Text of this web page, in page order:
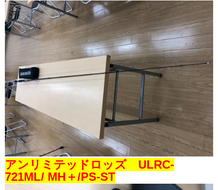
アンリミテッドロッズ ULRC-
721ML/ MH＋/PS-ST